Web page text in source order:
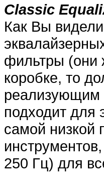
Classic
Как Вы
фильтры (они
коробке, то
реализующим
подходит для
самой низкой
250 Гц) для